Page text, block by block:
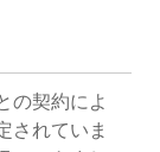
の契約によ
されていま